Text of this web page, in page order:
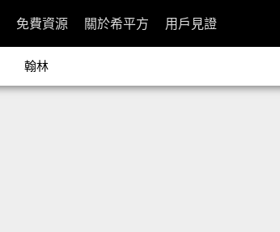
免費資源 關於希平方 用戶見證
翰林